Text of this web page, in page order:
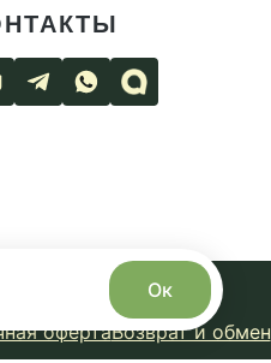
офертаВозврат и обмен
Ок